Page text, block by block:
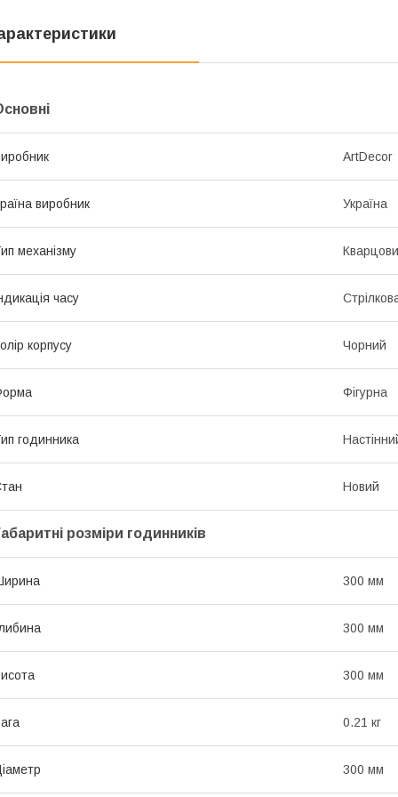
ArtDecor
виробник Україна
механізму
часу
корпусу Чорний
Фігурна
годинника
Новий
розміри годинників
300 мм
300 мм
300 мм
0.21 кг
300 мм